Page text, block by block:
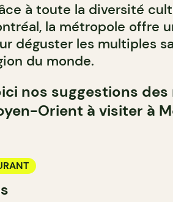
à toute la diversité
la métropole offre
déguster les multiples
du monde.
nos suggestions
Orient à visiter à